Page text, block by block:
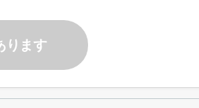
ります